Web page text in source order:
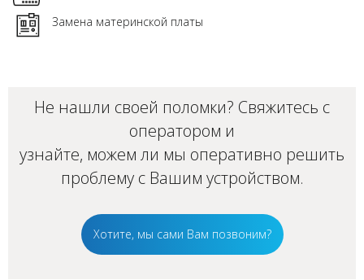
Замена материнской платы
Не нашли своей поломки? Свяжитесь с
оператором и
узнайте, можем ли мы оперативно решить
проблему с Вашим устройством.
Хотите, мы сами Вам позвоним?